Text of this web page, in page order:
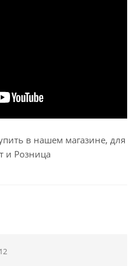
в нашем магазине, для
и Розница